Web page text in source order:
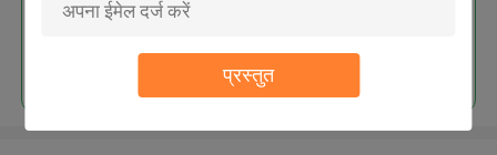
प्रस्तुत
जारी रखें